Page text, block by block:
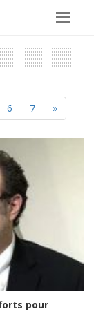
6 7 »
pour